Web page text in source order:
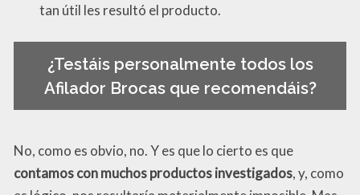
tan útil les resultó el producto.
¿Testáis personalmente todos los
Afilador Brocas que recomendáis?
No, como es obvio, no. Y es que lo cierto es que
contamos con muchos productos investigados, y, como